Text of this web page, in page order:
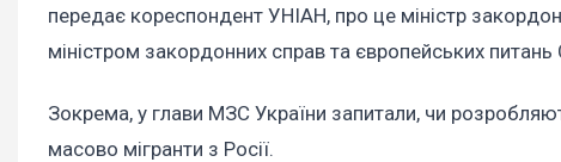
передає кореспондент УНІАН, про це міністр
міністром закордонних справ та європейських
Зокрема, у глави МЗС України запитали, чи
масово мігранти з Росії.